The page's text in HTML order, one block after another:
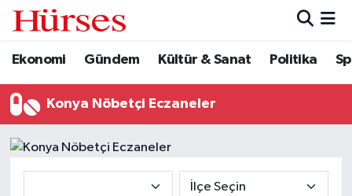
Ekonomi Gündem Kültür & Sanat Politika
Konya Nöbetçi Eczaneler
Ekonomi
Gündem
Kültür & Sanat
Hava Durumu
Trafik Durumu
Süper Lig Puan Durumu ve Fikstür